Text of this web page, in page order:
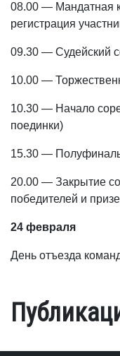
08.00 — Мандатная
регистрация
09.30 — Судейский
10.00 —
10.30 — Начало
поединки)
15.30 —
20.00 — Закрытие
победителей и
24 февраля
День отъезда